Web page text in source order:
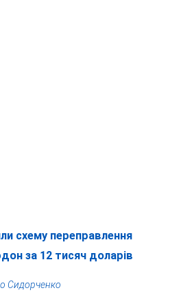
схему переправлення
за 12 тисяч доларів
Сидорченко